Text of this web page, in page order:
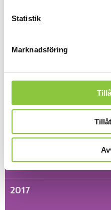
Statistik
Marknadsföring
2020
2017